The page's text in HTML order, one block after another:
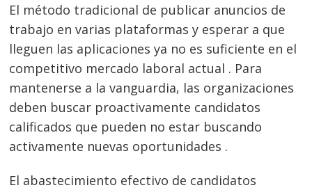
El método tradicional de publicar anuncios de
trabajo en varias plataformas y esperar a que
lleguen las aplicaciones ya no es suficiente en el
competitivo mercado laboral actual . Para
mantenerse a la vanguardia, las organizaciones
deben buscar proactivamente candidatos
calificados que pueden no estar buscando
activamente nuevas oportunidades .
El abastecimiento efectivo de candidatos